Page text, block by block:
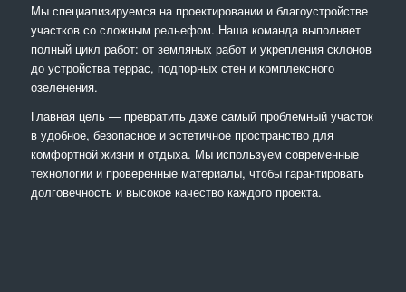
Мы специализируемся на проектировании и благоустройстве
участков со сложным рельефом. Наша команда выполняет
полный цикл работ: от земляных работ и укрепления склонов
до устройства террас, подпорных стен и комплексного
озеленения.
Главная цель — превратить даже самый проблемный участок
в удобное, безопасное и эстетичное пространство для
комфортной жизни и отдыха. Мы используем современные
технологии и проверенные материалы, чтобы гарантировать
долговечность и высокое качество каждого проекта.